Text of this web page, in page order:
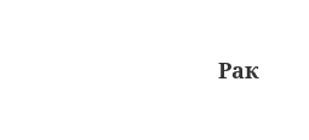
Рак